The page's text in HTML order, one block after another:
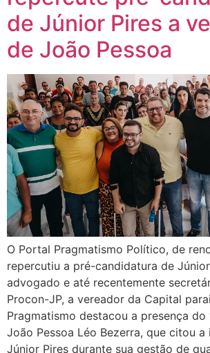
de Júnior Pires a
de João Pessoa
O Portal Pragmatismo Político, de
repercutiu a pré-candidatura de Júnior
advogado e até recentemente
Procon-JP, a vereador da Capital
Pragmatismo destacou a presença
João Pessoa Léo Bezerra, que citou
Júnior Pires durante sua gestão de